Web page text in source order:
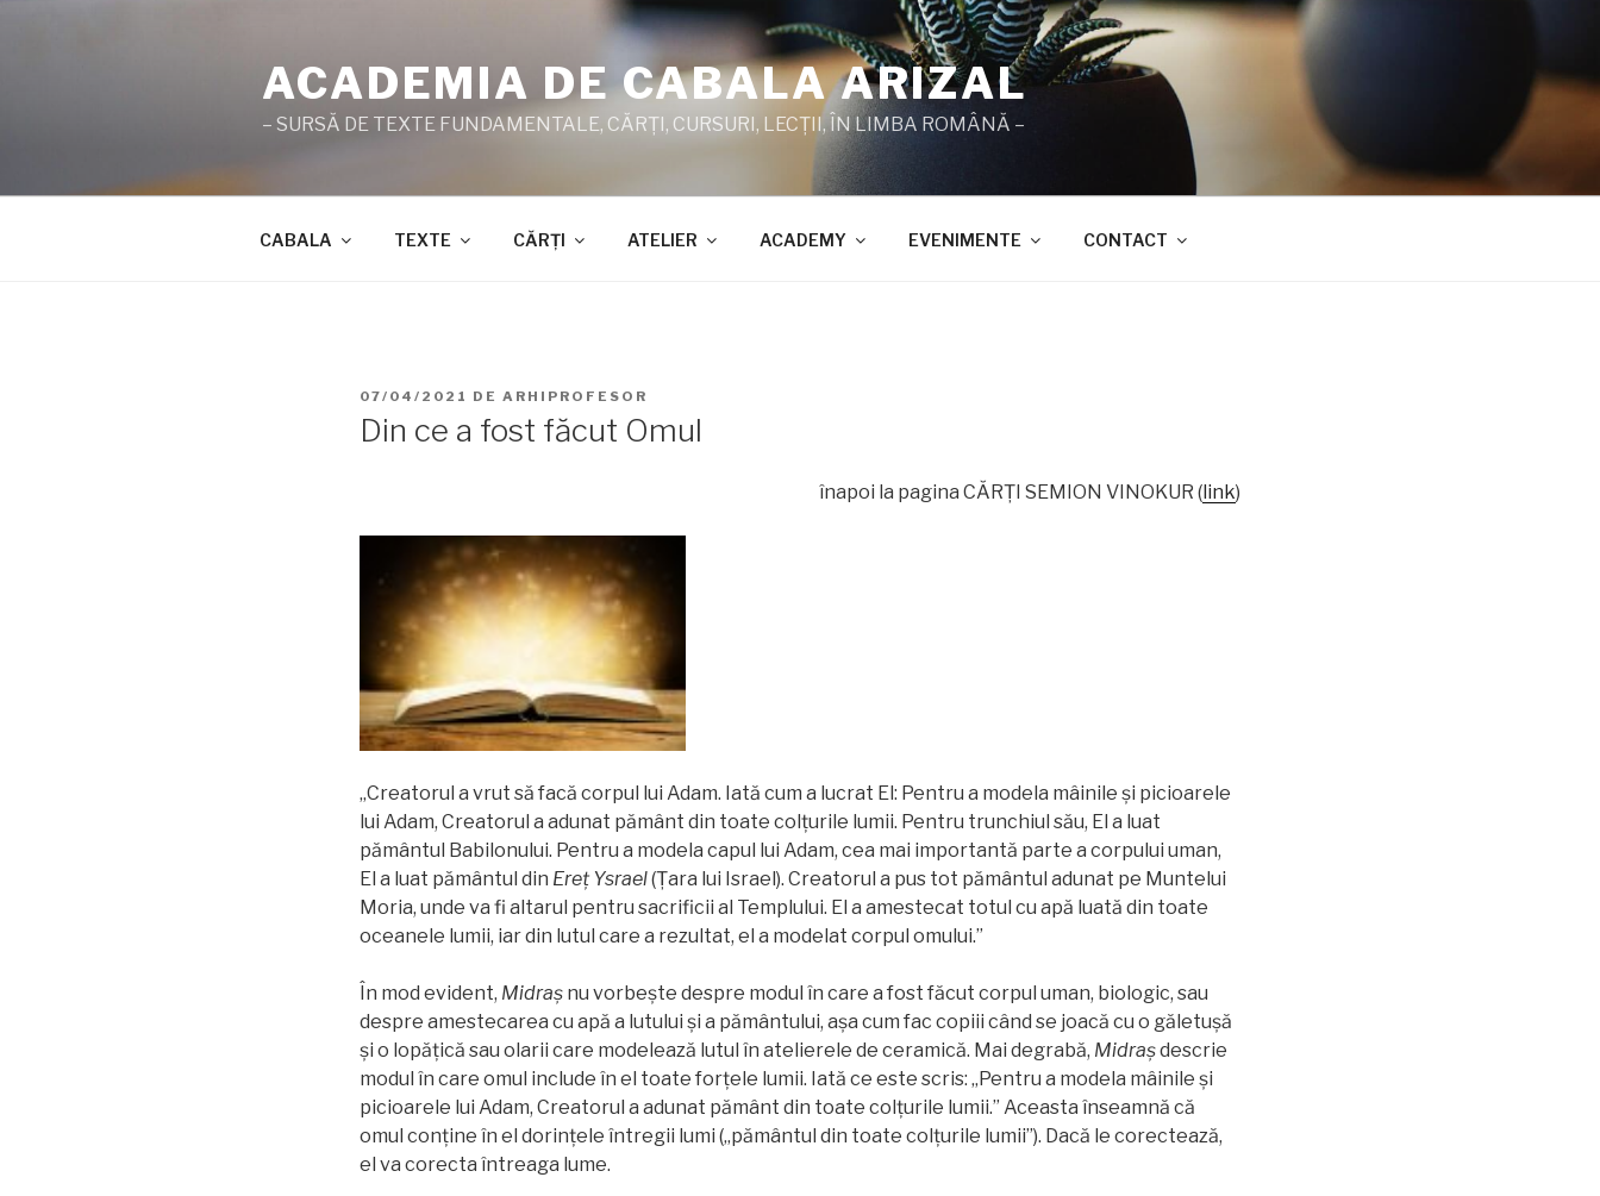
ACADEMIA DE CABALA ARIZAL
– SURSĂ DE TEXTE FUNDAMENTALE, CĂRŢI, CURSURI, LECŢII, ÎN LIMBA ROMÂNĂ –
CABALA TEXTE CĂRŢI ATELIER ACADEMY EVENIMENTE CONTACT
PUBLICAT
07/04/2021 DE ARHIPROFESOR
Din ce a fost făcut Omul
înapoi la pagina CĂRŢI SEMION VINOKUR ( link)
„Creatorul a vrut să facă corpul lui Adam. Iată cum a lucrat El: Pentru a modela mâinile și picioarele
lui Adam, Creatorul a adunat pământ din toate colțurile lumii. Pentru trunchiul său, El a luat
pământul Babilonului. Pentru a modela capul lui Adam, cea mai importantă parte a corpului uman,
El a luat pământul din Ereț Ysrael(Țara lui Israel). Creatorul a pus tot pământul adunat pe Muntelui
Moria, unde va fi altarul pentru sacrificii al Templului. El a amestecat totul cu apă luată din toate
oceanele lumii, iar din lutul care a rezultat, el a modelat corpul omului.”
În mod evident, Midraș nu vorbește despre modul în care a fost făcut corpul uman, biologic, sau
despre amestecarea cu apă a lutului și a pământului, aşa cum fac copiii când se joacă cu o găletuşă
și o lopăţică sau olarii care modelează lutul în atelierele de ceramică. Mai degrabă, Midrașdescrie
modul în care omul include în el toate forțele lumii. Iată ce este scris: „Pentru a modela mâinile și
picioarele lui Adam, Creatorul a adunat pământ din toate colțurile lumii.” Aceasta înseamnă că
omul conține în el dorințele întregii lumi („pământul din toate colțurile lumii”). Dacă le corectează,
el va corecta întreaga lume.